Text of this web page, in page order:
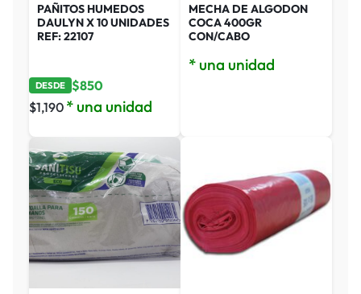
PAÑITOS HUMEDOS
DAULYN X 10 UNIDADES
REF: 22107
DESDE $850
$1,190 * una unidad
MECHA DE ALGODON
COCA 400GR
CON/CABO
* una unidad